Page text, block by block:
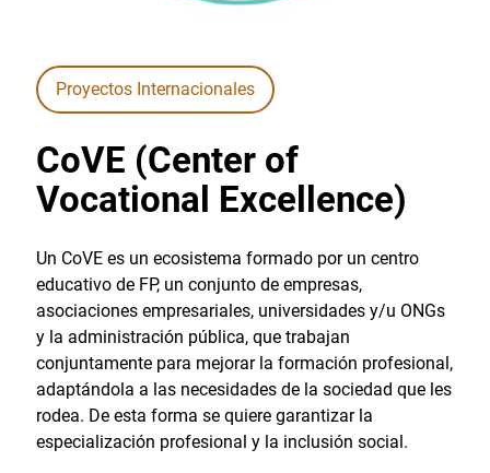
Proyectos Internacionales
CoVE (Center of
Vocational Excellence)
Un CoVE es un ecosistema formado por un centro
educativo de FP, un conjunto de empresas,
asociaciones empresariales, universidades y/u ONGs
y la administración pública, que trabajan
conjuntamente para mejorar la formación profesional,
adaptándola a las necesidades de la sociedad que les
rodea. De esta forma se quiere garantizar la
especialización profesional y la inclusión social.